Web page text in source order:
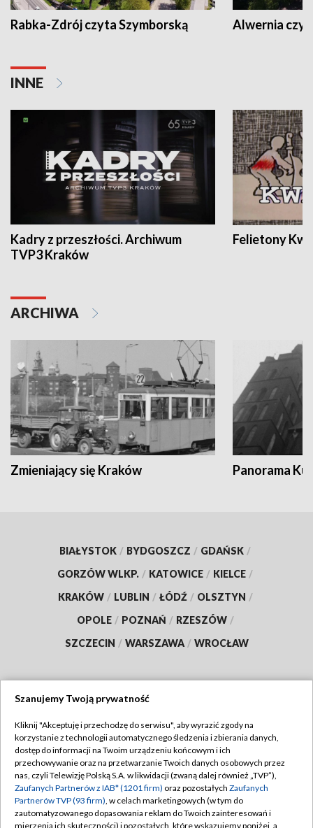
Rabka-Zdrój czyta Szymborską Alwernia
INNE
Kadry z przeszłości. Archiwum
TVP3 Kraków
Felietony
ARCHIWA
Zmieniający się Kraków Panorama
BIAŁYSTOK / BYDGOSZCZ / GDAŃSK /
GORZÓW WLKP. / KATOWICE / KIELCE /
KRAKÓW / LUBLIN / ŁÓDŹ / OLSZTYN /
OPOLE / POZNAŃ / RZESZÓW /
SZCZECIN / WARSZAWA / WROCŁAW
TVP
Abonament TVP
Emisja w TVP
Centrum informacji TVP
Regulamin TVP
Polityka prywatności
Moje zgody
Szanujemy Twoją prywatność
Kliknij "Akceptuję i przechodzę do serwisu", aby wyrazić zgody na
korzystanie z technologii automatycznego śledzenia i zbierania danych,
dostęp do informacji na Twoim urządzeniu końcowym i ich
przechowywanie oraz na przetwarzanie Twoich danych osobowych przez
nas, czyli Telewizję Polską S.A. w likwidacji (zwaną dalej również „TVP”),
Zaufanych Partnerów z IAB* (1201 firm) oraz pozostałych Zaufanych
Partnerów TVP (93 firm), w celach marketingowych (w tym do
zautomatyzowanego dopasowania reklam do Twoich zainteresowań i
mierzenia ich skuteczności) i pozostałych, które wskazujemy poniżej, a